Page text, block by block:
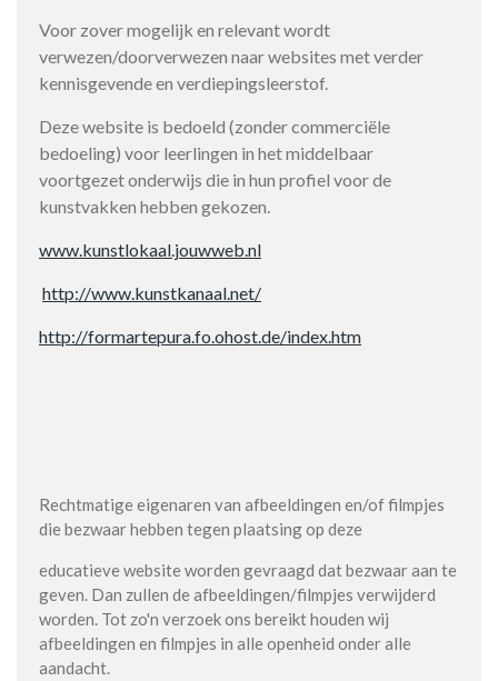
Voor zover mogelijk en relevant wordt
verwezen/doorverwezen naar websites met verder
kennisgevende en verdiepingsleerstof.
Deze website is bedoeld (zonder commerciële
bedoeling) voor leerlingen in het middelbaar
voortgezet onderwijs die in hun profiel voor de
kunstvakken hebben gekozen.
www.kunstlokaal.jouwweb.nl
http://www.kunstkanaal.net/
http://formartepura.fo.ohost.de/index.htm
Rechtmatige eigenaren van afbeeldingen en/of filmpjes
die bezwaar hebben tegen plaatsing op deze
educatieve website worden gevraagd dat bezwaar aan te
geven. Dan zullen de afbeeldingen/filmpjes verwijderd
worden. Tot zo'n verzoek ons bereikt houden wij
afbeeldingen en filmpjes in alle openheid onder alle
aandacht.